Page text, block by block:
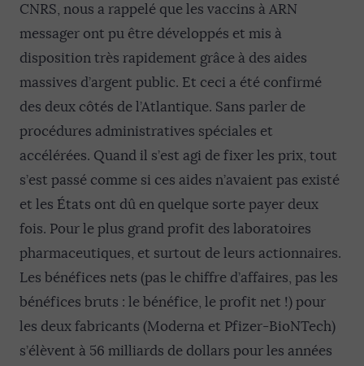
CNRS, nous a rappelé que les vaccins à ARN
messager ont pu être développés et mis à
disposition très rapidement grâce à des aides
massives d’argent public. Et ceci a été confirmé
des deux côtés de l’Atlantique. Sans parler de
procédures administratives spéciales et
accélérées. Quand il s’est agi de fixer les prix, tout
s’est passé comme si ces aides n’avaient pas existé
et les États ont dû en quelque sorte payer deux
fois. Pour le plus grand profit des laboratoires
pharmaceutiques, et surtout de leurs actionnaires.
Les bénéfices nets (pas le chiffre d’affaires, pas les
bénéfices bruts : le bénéfice, le profit net !) pour
les deux fabricants (Moderna et Pfizer-BioNTech)
s’élèvent à 56 milliards de dollars pour les années